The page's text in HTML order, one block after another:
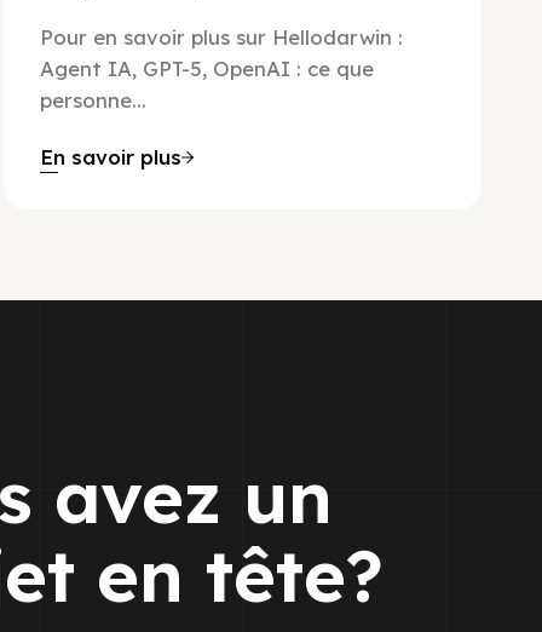
Pour en savoir plus sur Hellodarwin :
Agent IA, GPT-5, OpenAI : ce que
personne...
En savoir plus
avez un
en tête?